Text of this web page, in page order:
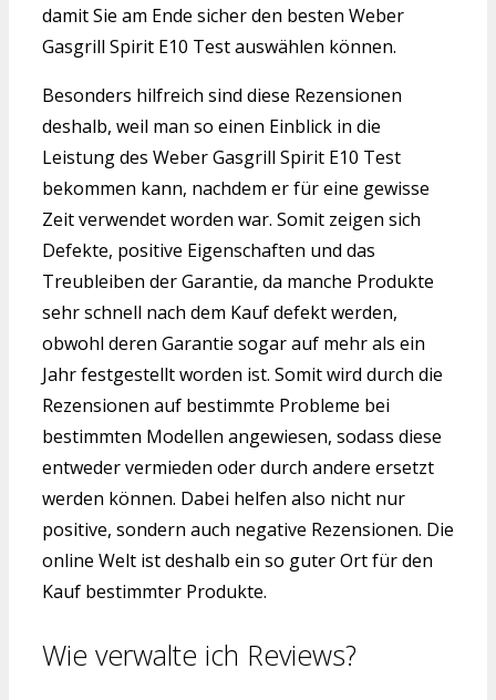
damit Sie am Ende sicher den besten Weber
Gasgrill Spirit E10 Test auswählen können.
Besonders hilfreich sind diese Rezensionen
deshalb, weil man so einen Einblick in die
Leistung des Weber Gasgrill Spirit E10 Test
bekommen kann, nachdem er für eine gewisse
Zeit verwendet worden war. Somit zeigen sich
Defekte, positive Eigenschaften und das
Treubleiben der Garantie, da manche Produkte
sehr schnell nach dem Kauf defekt werden,
obwohl deren Garantie sogar auf mehr als ein
Jahr festgestellt worden ist. Somit wird durch die
Rezensionen auf bestimmte Probleme bei
bestimmten Modellen angewiesen, sodass diese
entweder vermieden oder durch andere ersetzt
werden können. Dabei helfen also nicht nur
positive, sondern auch negative Rezensionen. Die
online Welt ist deshalb ein so guter Ort für den
Kauf bestimmter Produkte.
Wie verwalte ich Reviews?